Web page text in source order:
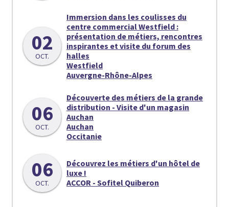
02
OCT.
Immersion dans les coulisses du
centre commercial Westfield :
présentation de métiers, rencontres
inspirantes et visite du forum des
halles
Westfield
Auvergne-Rhône-Alpes
06
OCT.
Découverte des métiers de la grande
distribution - Visite d'un magasin
Auchan
Auchan
Occitanie
06
OCT.
Découvrez les métiers d'un hôtel de
luxe !
ACCOR - Sofitel Quiberon